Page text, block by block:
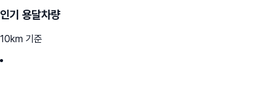
인기 용달차량
10km 기준